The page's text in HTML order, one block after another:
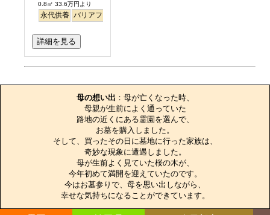
0.8㎡ 33.6万円より
永代供養 バリアフリー
詳細を見る
母の想い出 ：母が亡くなった時、
母親が生前によく通っていた
路地の近くにある霊園を選んで、
お墓を購入しました。
そして、買ったその日に墓地に行った家族は、
奇妙な現象に遭遇しました。
母が生前よく見ていた桜の木が、
今年初めて満開を迎えていたのです。
今はお墓参りで、母を思い出しながら、
幸せな気持ちになることができています。